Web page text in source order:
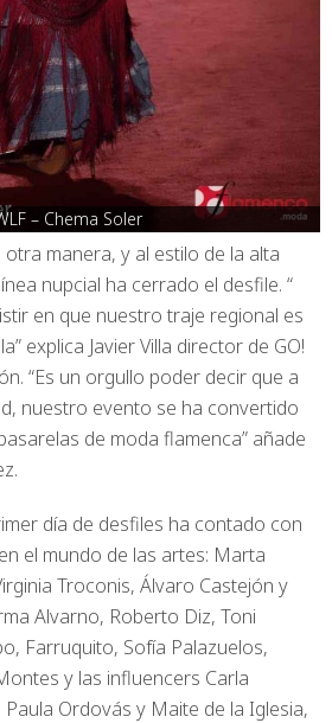
– Chema Soler
manera, y al estilo de la alta
nupcial ha cerrado el desfile. “
en que nuestro traje regional es
explica Javier Villa director de GO!
“Es un orgullo poder decir que a
nuestro evento se ha convertido
de moda flamenca” añade
día de desfiles ha contado con
el mundo de las artes: Marta
Troconis, Álvaro Castejón y
Alvarno, Roberto Diz, Toni
Farruquito, Sofía Palazuelos,
y las influencers Carla
Ordovás y Maite de la Iglesia,